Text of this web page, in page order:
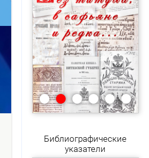
••••••
Библиографические
указатели